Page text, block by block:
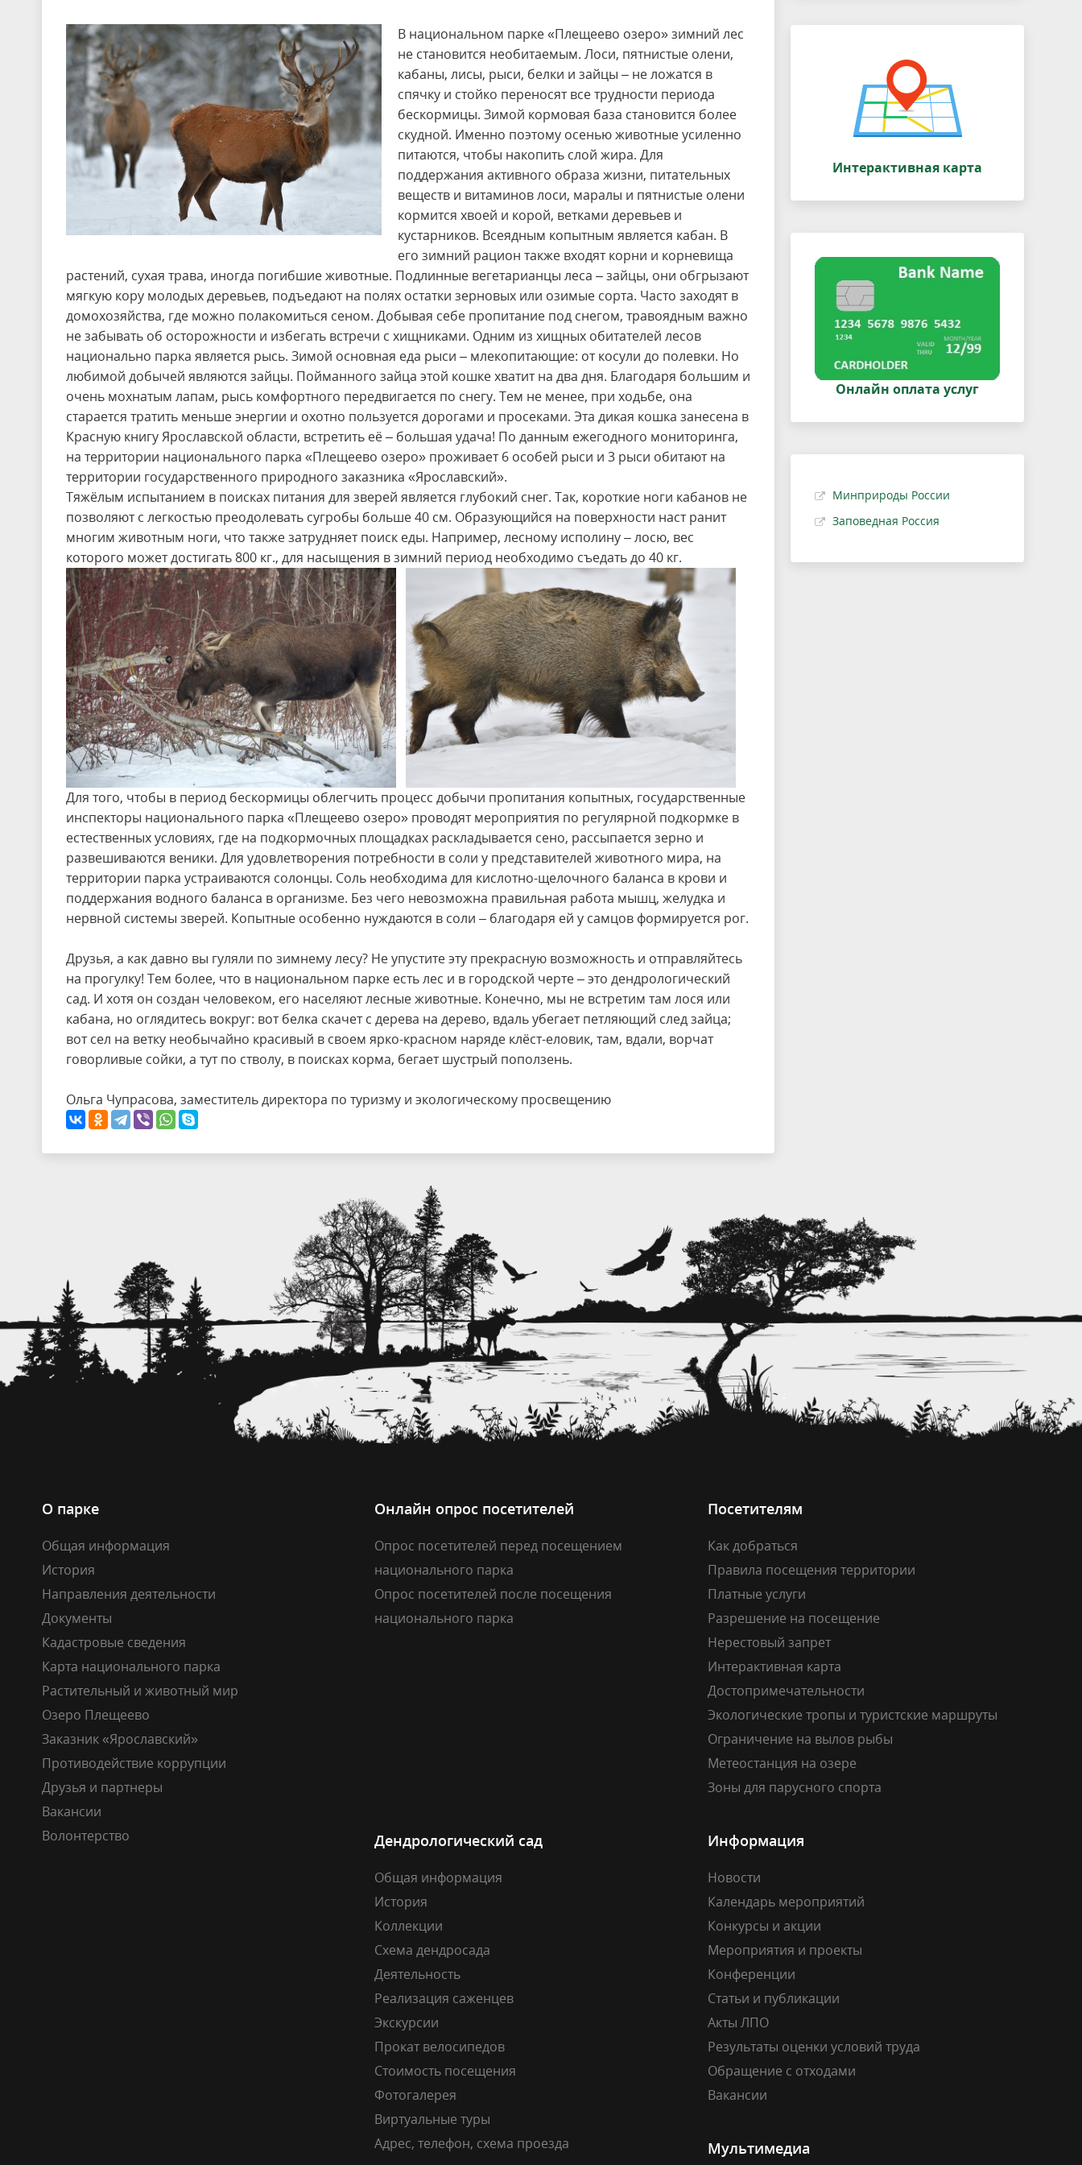
В национальном парке «Плещеево озеро» зимний лес
не становится необитаемым. Лоси, пятнистые олени,
кабаны, лисы, рыси, белки и зайцы – не ложатся в
спячку и стойко переносят все трудности периода
бескормицы. Зимой кормовая база становится более
скудной. Именно поэтому осенью животные усиленно
питаются, чтобы накопить слой жира. Для
поддержания активного образа жизни, питательных
веществ и витаминов лоси, маралы и пятнистые олени
кормится хвоей и корой, ветками деревьев и
кустарников. Всеядным копытным является кабан. В
его зимний рацион также входят корни и корневища
растений, сухая трава, иногда погибшие животные. Подлинные вегетарианцы леса – зайцы, они обгрызают
мягкую кору молодых деревьев, подъедают на полях остатки зерновых или озимые сорта. Часто заходят в
домохозяйства, где можно полакомиться сеном. Добывая себе пропитание под снегом, травоядным важно
не забывать об осторожности и избегать встречи с хищниками. Одним из хищных обитателей лесов
национально парка является рысь. Зимой основная еда рыси – млекопитающие: от косули до полевки. Но
любимой добычей являются зайцы. Пойманного зайца этой кошке хватит на два дня. Благодаря большим и
очень мохнатым лапам, рысь комфортного передвигается по снегу. Тем не менее, при ходьбе, она
старается тратить меньше энергии и охотно пользуется дорогами и просеками. Эта дикая кошка занесена в
Красную книгу Ярославской области, встретить её – большая удача! По данным ежегодного мониторинга,
на территории национального парка «Плещеево озеро» проживает 6 особей рыси и 3 рыси обитают на
территории государственного природного заказника «Ярославский».
Тяжёлым испытанием в поисках питания для зверей является глубокий снег. Так, короткие ноги кабанов не
позволяют с легкостью преодолевать сугробы больше 40 см. Образующийся на поверхности наст ранит
многим животным ноги, что также затрудняет поиск еды. Например, лесному исполину – лосю, вес
которого может достигать 800 кг., для насыщения в зимний период необходимо съедать до 40 кг.
Для того, чтобы в период бескормицы облегчить процесс добычи пропитания копытных, государственные
инспекторы национального парка «Плещеево озеро» проводят мероприятия по регулярной подкормке в
естественных условиях, где на подкормочных площадках раскладывается сено, рассыпается зерно и
развешиваются веники. Для удовлетворения потребности в соли у представителей животного мира, на
территории парка устраиваются солонцы. Соль необходима для кислотно-щелочного баланса в крови и
поддержания водного баланса в организме. Без чего невозможна правильная работа мышц, желудка и
нервной системы зверей. Копытные особенно нуждаются в соли – благодаря ей у самцов формируется рог.
Друзья, а как давно вы гуляли по зимнему лесу? Не упустите эту прекрасную возможность и отправляйтесь
на прогулку! Тем более, что в национальном парке есть лес и в городской черте – это дендрологический
сад. И хотя он создан человеком, его населяют лесные животные. Конечно, мы не встретим там лося или
кабана, но оглядитесь вокруг: вот белка скачет с дерева на дерево, вдаль убегает петляющий след зайца;
вот сел на ветку необычайно красивый в своем ярко-красном наряде клёст-еловик, там, вдали, ворчат
говорливые сойки, а тут по стволу, в поисках корма, бегает шустрый поползень.
Ольга Чупрасова, заместитель директора по туризму и экологическому просвещению
Интерактивная карта
Онлайн оплата услуг
Минприроды России
Заповедная Россия
О парке
Общая информация
История
Направления деятельности
Документы
Кадастровые сведения
Карта национального парка
Растительный и животный мир
Озеро Плещеево
Заказник «Ярославский»
Противодействие коррупции
Друзья и партнеры
Вакансии
Волонтерство
Онлайн опрос посетителей
Опрос посетителей перед посещением
национального парка
Опрос посетителей после посещения
национального парка
Посетителям
Как добраться
Правила посещения территории
Платные услуги
Разрешение на посещение
Нерестовый запрет
Интерактивная карта
Достопримечательности
Экологические тропы и туристские маршруты
Ограничение на вылов рыбы
Метеостанция на озере
Зоны для парусного спорта
Дендрологический сад
Общая информация
История
Коллекции
Схема дендросада
Деятельность
Реализация саженцев
Экскурсии
Прокат велосипедов
Стоимость посещения
Фотогалерея
Виртуальные туры
Адрес, телефон, схема проезда
Информация
Новости
Календарь мероприятий
Конкурсы и акции
Мероприятия и проекты
Конференции
Статьи и публикации
Акты ЛПО
Результаты оценки условий труда
Обращение с отходами
Вакансии
Мультимедиа